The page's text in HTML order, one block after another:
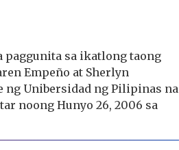
paggunita sa ikatlong taong
Empeño at Sherlyn
ng Unibersidad ng Pilipinas na
noong Hunyo 26, 2006 sa